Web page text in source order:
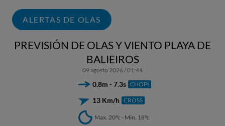
ALERTAS DE OLAS
PREVISIÓN DE OLAS Y VIENTO PLAYA DE
BALIEIROS
09 agosto 2026 / 01:44
0.8m - 7.3s CHOPI
13 Km/h CROSS
Max. 20ºc - Min. 18ºc